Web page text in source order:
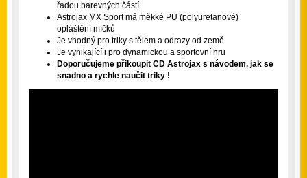
řadou barevných částí
Astrojax MX Sport má měkké PU (polyuretanové)
opláštění míčků
Je vhodný pro triky s tělem a odrazy od země
Je vynikající i pro dynamickou a sportovní hru
Doporučujeme přikoupit CD Astrojax s návodem, jak se
snadno a rychle naučit triky !